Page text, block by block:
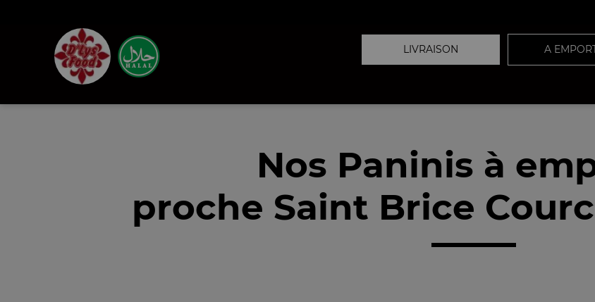
LIVRAISON A
Nos Paninis à
proche Saint Brice